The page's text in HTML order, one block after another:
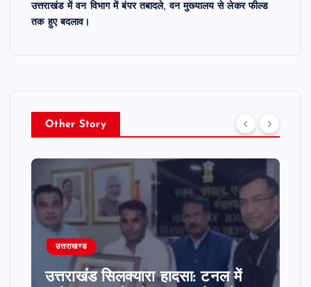
उत्तराखंड में वन विभाग में बंपर तबादले, वन मुख्यालय से लेकर फील्ड
तक हुए बदलाव।
Other Story
उत्तराखण्ड
उत्तराखंड सिलक्यारा हादसा: टनल में